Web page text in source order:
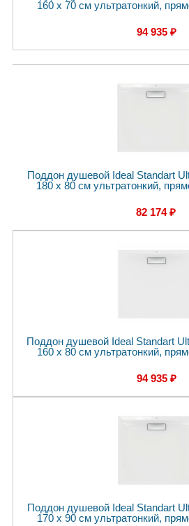
160 x 70 см ультратонкий,
94 935 ₽
Поддон душевой Ideal Standart
180 x 80 см ультратонкий,
82 174 ₽
Поддон душевой Ideal Standart
160 x 80 см ультратонкий,
94 935 ₽
Поддон душевой Ideal Standart
170 x 90 см ультратонкий,